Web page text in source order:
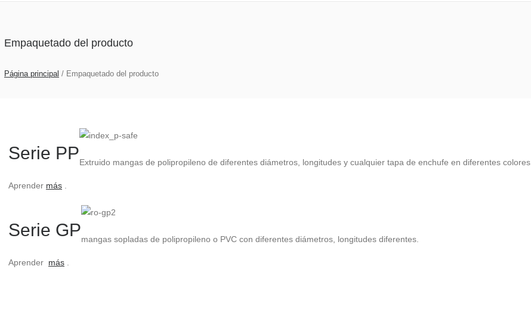
Empaquetado del producto
Página principal / Empaquetado del producto
Serie PPExtruido mangas de polipropileno de diferentes diámetros, longitudes y cualquier tapa de enchufe en diferentes colores.
Aprender más
Serie GPmangas sopladas de polipropileno o PVC con diferentes diámetros, longitudes diferentes.
Aprender más